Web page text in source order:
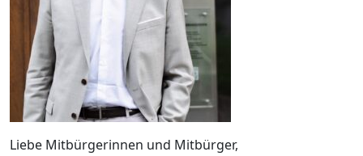
Liebe Mitbürgerinnen und Mitbürger,